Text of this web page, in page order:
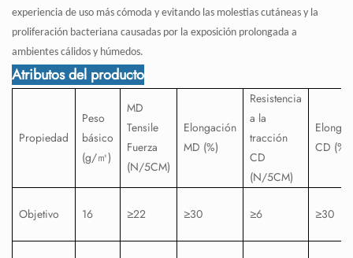
experiencia de uso más cómoda y evitando las molestias cutáneas y la
proliferación bacteriana causadas por la exposición prolongada a
ambientes cálidos y húmedos.
Atributos del producto
Propiedad
Peso
básico
(g/㎡)
MD
Tensile
Fuerza
(N/5CM)
Elongación
MD (%)
Resistencia
a la
tracción
CD
(N/5CM)
CD (%)
Objetivo 16 ≥22 ≥30 ≥6 ≥30